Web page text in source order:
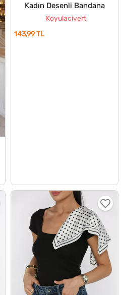
Kadın Desenli Bandana
Koyulacivert
143,99 TL